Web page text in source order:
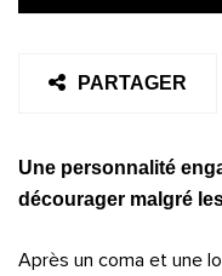
PARTAGER
Une personnalité
décourager malgré
Après un coma et une